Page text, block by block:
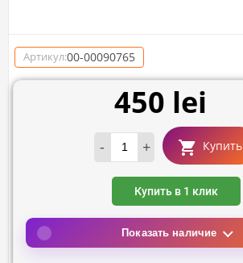
Артикул:00-00090765
450 lei
- + Купить
Купить в 1 клик
Показать наличие